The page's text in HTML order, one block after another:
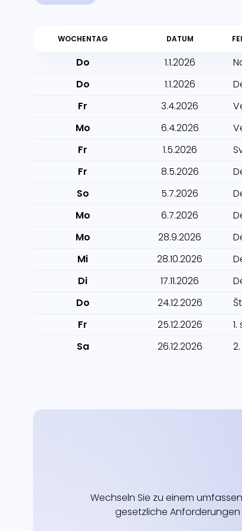
WOCHENTAG DATUM
Do 1.1.2026
Do
1.1.2026
Fr
3.4.2026
Mo
6.4.2026
Fr
1.5.2026
Fr
8.5.2026
So
5.7.2026
Mo
6.7.2026
Mo
28.9.2026
Mi
28.10.2026
Di
17.11.2026
Do
24.12.2026
Fr
25.12.2026
Sa
26.12.2026
Wechseln Sie zu einem
gesetzliche